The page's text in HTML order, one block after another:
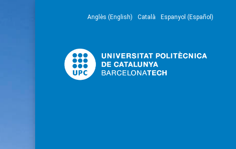
Anglès (English) Català Espanyol (Español)